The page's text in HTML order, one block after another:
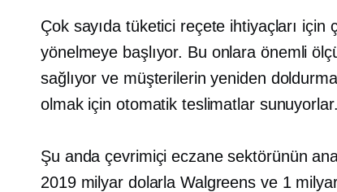
Çok sayıda tüketici reçete ihtiyaçları için
yönelmeye başlıyor. Bu onlara önemli
sağlıyor ve müşterilerin yeniden
olmak için otomatik teslimatlar sunuyorlar.
Şu anda çevrimiçi eczane sektörünün
2019 milyar dolarla Walgreens ve 1